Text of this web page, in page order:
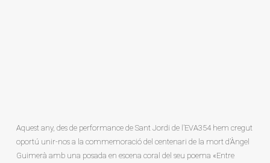
Aquest any, des de performance de Sant Jordi de l’EVA354 hem cregut
oportú unir-nos a la commemoració del centenari de la mort d’Àngel
Guimerà amb una posada en escena coral del seu poema «Entre